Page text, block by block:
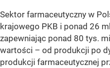
Sektor farmaceutyczny w
krajowego PKB i ponad 26
zapewniając ponad 80 tys.
wartości – od produkcji po
produkcji farmaceutycznej